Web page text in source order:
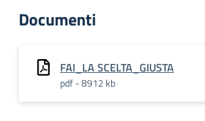
Documenti
FAI_LA SCELTA_GIUSTA
pdf - 8912 kb